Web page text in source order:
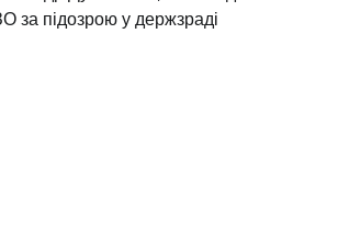
за підозрою у держзраді